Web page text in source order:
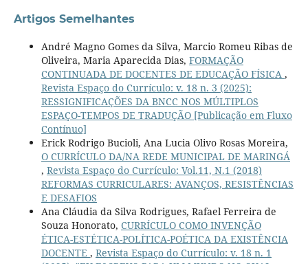
Artigos Semelhantes
André Magno Gomes da Silva, Marcio Romeu Ribas de
Oliveira, Maria Aparecida Dias, FORMAÇÃO
CONTINUADA DE DOCENTES DE EDUCAÇÃO FÍSICA ,
Revista Espaço do Currículo: v. 18 n. 3 (2025):
RESSIGNIFICAÇÕES DA BNCC NOS MÚLTIPLOS
ESPAÇO-TEMPOS DE TRADUÇÃO [Publicação em Fluxo
Contínuo]
Erick Rodrigo Bucioli, Ana Lucia Olivo Rosas Moreira,
O CURRÍCULO DA/NA REDE MUNICIPAL DE MARINGÁ
, Revista Espaço do Currículo: Vol.11, N.1 (2018)
REFORMAS CURRICULARES: AVANÇOS, RESISTÊNCIAS
E DESAFIOS
Ana Cláudia da Silva Rodrigues, Rafael Ferreira de
Souza Honorato, CURRÍCULO COMO INVENÇÃO
ÉTICA-ESTÉTICA-POLÍTICA-POÉTICA DA EXISTÊNCIA
DOCENTE , Revista Espaço do Currículo: v. 18 n. 1